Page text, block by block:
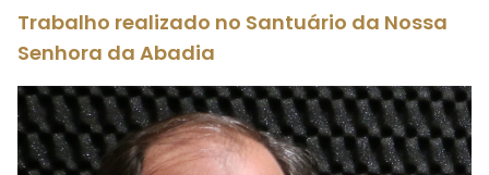
Trabalho realizado no Santuário da Nossa
Senhora da Abadia